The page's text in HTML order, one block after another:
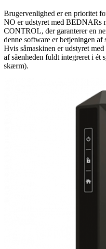
Brugervenlighed er en prioritet
NO er udstyret med BEDNARs
CONTROL, der garanterer en
denne software er betjeningen
Hvis såmaskinen er udstyret
af såenheden fuldt integreret i ét
skærm).